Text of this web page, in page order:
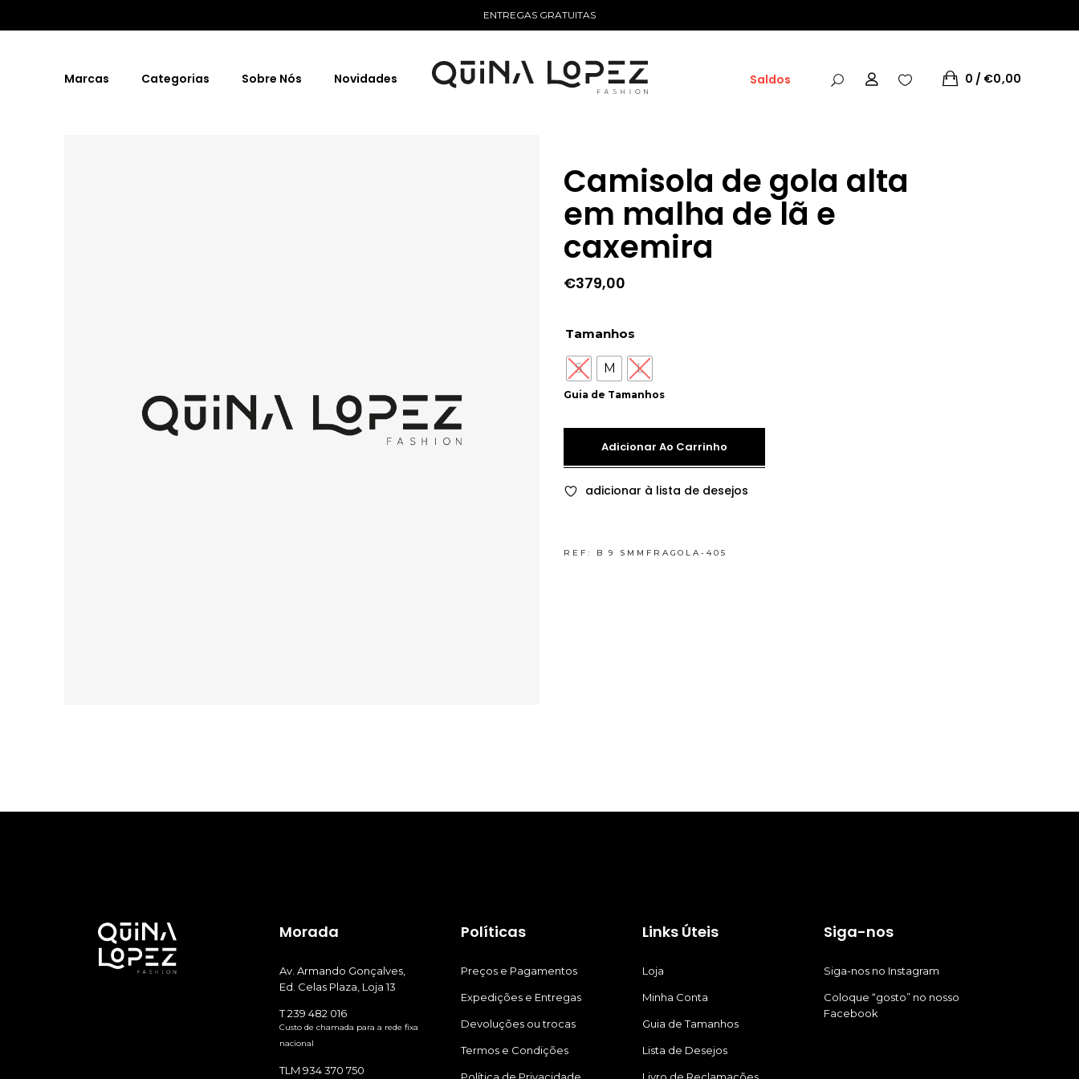
ENTREGAS GRATUITAS
Marcas Categorias Sobre Nós Novidades Saldos 0 €0,00
Camisola de gola alta
em malha de lã e
caxemira
€379,00
Guia de Tamanhos
Tamanhos
S M L
Adicionar Ao Carrinho
adicionar à lista de desejos
REF: B 9 SMMFRAGOLA-405
Morada
Av. Armando Gonçalves,
Ed. Celas Plaza, Loja 13
T 239 482 016
Custo de chamada para a rede fixa
nacional
TLM 934 370 750
Políticas
Preços e Pagamentos
Expedições e Entregas
Devoluções ou trocas
Termos e Condições
Links Úteis
Loja
Minha Conta
Guia de Tamanhos
Lista de Desejos
Siga-nos
Siga-nos no Instagram
Coloque “gosto” no nosso
Facebook